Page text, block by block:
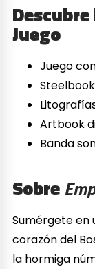
Juego
Juego
Artbook
Banda
Sobre
Sumérgete en
corazón del
la hormiga